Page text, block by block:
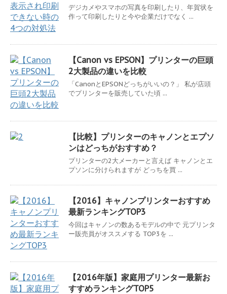
デジカメやスマホの写真を印刷したり、年賀状を
作って印刷したりと今や企業だけでなく ...
【Canon vs EPSON】プリンターの巨頭
2大製品の違いを比較
「CanonとEPSONどっちがいいの？」 私が店頭
でプリンターを販売していた頃 ...
【比較】プリンターのキャノンとエプソ
ンはどっちがおすすめ？
プリンターの2大メーカーと言えば キャノンとエ
プソンに分けられますが どっちを買 ...
【2016】キャノンプリンターおすすめ
最新ランキングTOP3
今回はキャノンの数あるモデルの中で 元プリンタ
ー販売員がオススメする TOP3を ...
【2016年版】家庭用プリンター最新お
すすめランキングTOP5